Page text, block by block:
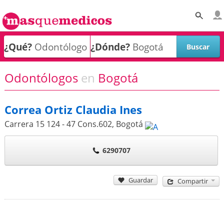
¿Qué? ¿Dónde?
Odontólogos en Bogotá
Correa Ortiz Claudia Ines
Carrera 15 124 - 47 Cons.602, Bogotá
6290707
Guardar Compartir